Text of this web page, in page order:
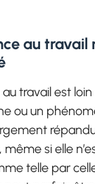
au travail
travail est loin
ou un
si elle
telle par